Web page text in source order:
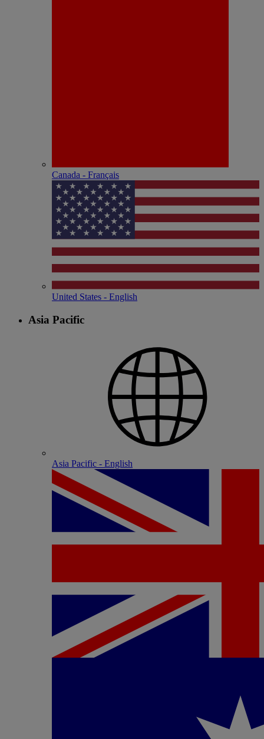
Canada - Français
United States - English
Asia Pacific
Asia Pacific - English